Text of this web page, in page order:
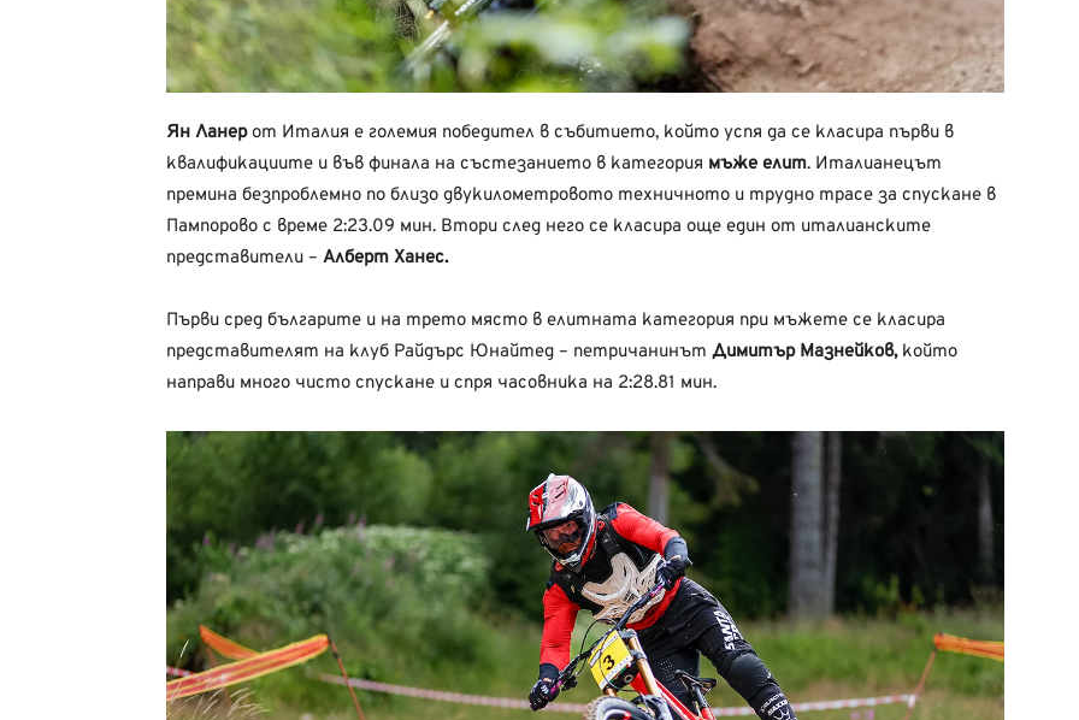
Ян Ланерот Италия е големия победител в събитието, който успя да се класира първи в
квалификациите и във финала на състезанието в категория мъже елит. Италианецът
премина безпроблемно по близо двукилометровото техничното и трудно трасе за спускане в
Пампорово с време 2:23.09 мин. Втори след него се класира още един от италианските
представители – Алберт Ханес.
Първи сред българите и на трето място в елитната категория при мъжете се класира
представителят на клуб Райдърс Юнайтед – петричанинът Димитър Мазнейков,който
направи много чисто спускане и спря часовника на 2:28.81 мин.